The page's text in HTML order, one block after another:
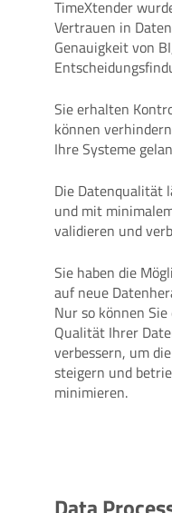
TimeXtender
Vertrauen in
Genauigkeit von
Sie erhalten
können
Ihre Systeme
Die Datenqualität
und mit
validieren und
Sie haben die
auf neue
Nur so können
Qualität Ihrer
verbessern, um
steigern und
minimieren.